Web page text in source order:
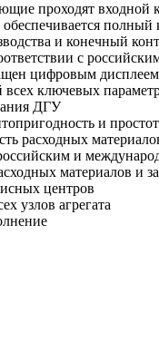
проходят входной
обеспечивается полный
и конечный
с
цифровым
всех ключевых
ДГУ
и
расходных
и
материалов и
центров
узлов агрегата